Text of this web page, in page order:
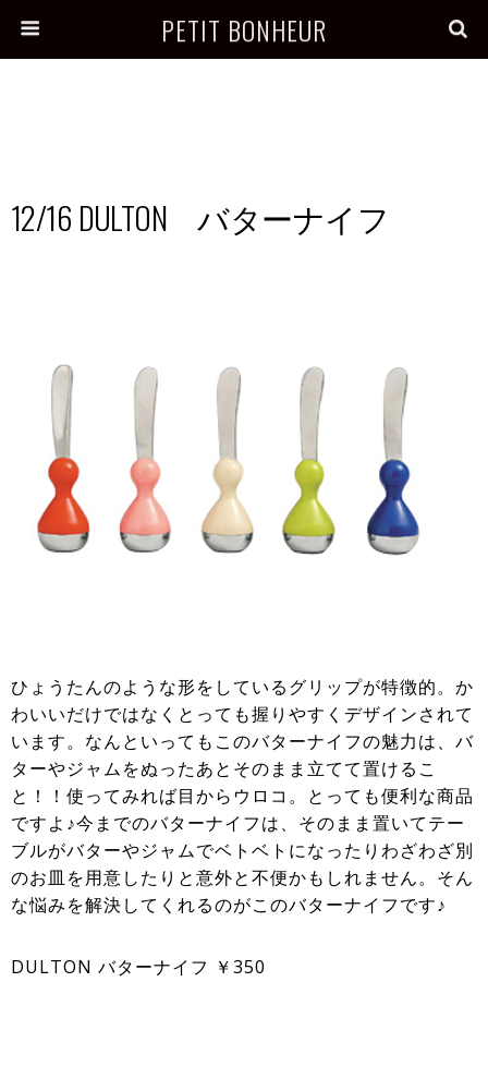
PETIT BONHEUR
12/16 DULTON バターナイフ
ひょうたんのような形をしているグリップが特徴的。か
わいいだけではなくとっても握りやすくデザインされて
います。なんといってもこのバターナイフの魅力は、バ
ターやジャムをぬったあとそのまま立てて置けるこ
と！！使ってみれば目からウロコ。とっても便利な商品
ですよ♪今までのバターナイフは、そのまま置いてテー
ブルがバターやジャムでベトベトになったりわざわざ別
のお皿を用意したりと意外と不便かもしれません。そん
な悩みを解決してくれるのがこのバターナイフです♪
DULTON バターナイフ ￥350